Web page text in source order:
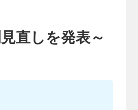
直しを発表～